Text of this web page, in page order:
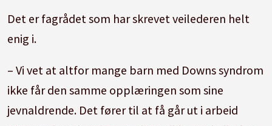
Det er fagrådet som har skrevet veilederen helt
enig i.
– Vi vet at altfor mange barn med Downs syndrom
ikke får den samme opplæringen som sine
jevnaldrende. Det fører til at få går ut i arbeid